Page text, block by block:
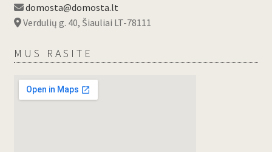
domosta@domosta.lt
Verdulių g. 40, Šiauliai LT-78111
MUS RASITE